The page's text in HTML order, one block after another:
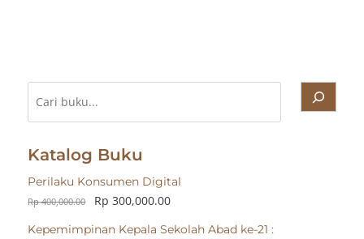
Katalog Buku
Perilaku Konsumen Digital
Rp400,000.00 Rp 300,000.00
Kepemimpinan Kepala Sekolah Abad ke-21 :